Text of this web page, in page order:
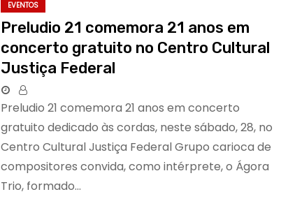
EVENTOS
Preludio 21 comemora 21 anos em
concerto gratuito no Centro Cultural
Justiça Federal
Preludio 21 comemora 21 anos em concerto
gratuito dedicado às cordas, neste sábado, 28, no
Centro Cultural Justiça Federal Grupo carioca de
compositores convida, como intérprete, o Ágora
Trio, formado…